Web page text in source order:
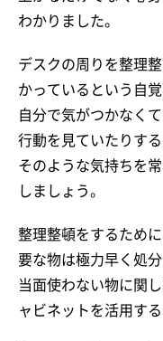
わかりました。
デスクの周りを整理
かっているという自
自分で気がつかなく
行動を見ていたりする
そのような気持ちを
しましょう。
整理整頓をするため
要な物は極力早く処
当面使わない物に関
ャビネットを活用す